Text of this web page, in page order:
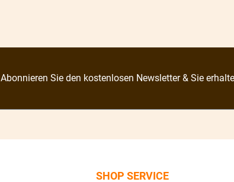
Abonnieren Sie den kostenlosen Newsletter & Sie
SHOP SERVICE